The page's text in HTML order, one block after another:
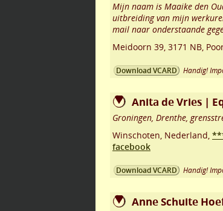
Mijn naam is Maaike den
uitbreiding van mijn
mail naar onderstaande
Meidoorn 39, 3171 NB,
Download VCARD Handig!
Anita de Vries |
Groningen, Drenthe,
Winschoten, Nederland,
facebook
Download VCARD Handig!
Anne Schuite